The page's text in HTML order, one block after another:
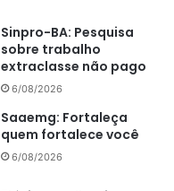
Sinpro-BA: Pesquisa
sobre trabalho
extraclasse não pago
6/08/2026
Saaemg: Fortaleça
quem fortalece você
6/08/2026